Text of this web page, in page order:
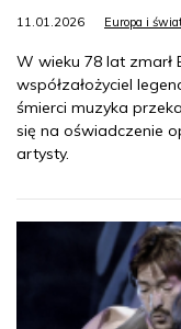
11.01.2026 Europa i
W wieku 78 lat zmarł
współzałożyciel
śmierci muzyka
się na oświadczenie
artysty.